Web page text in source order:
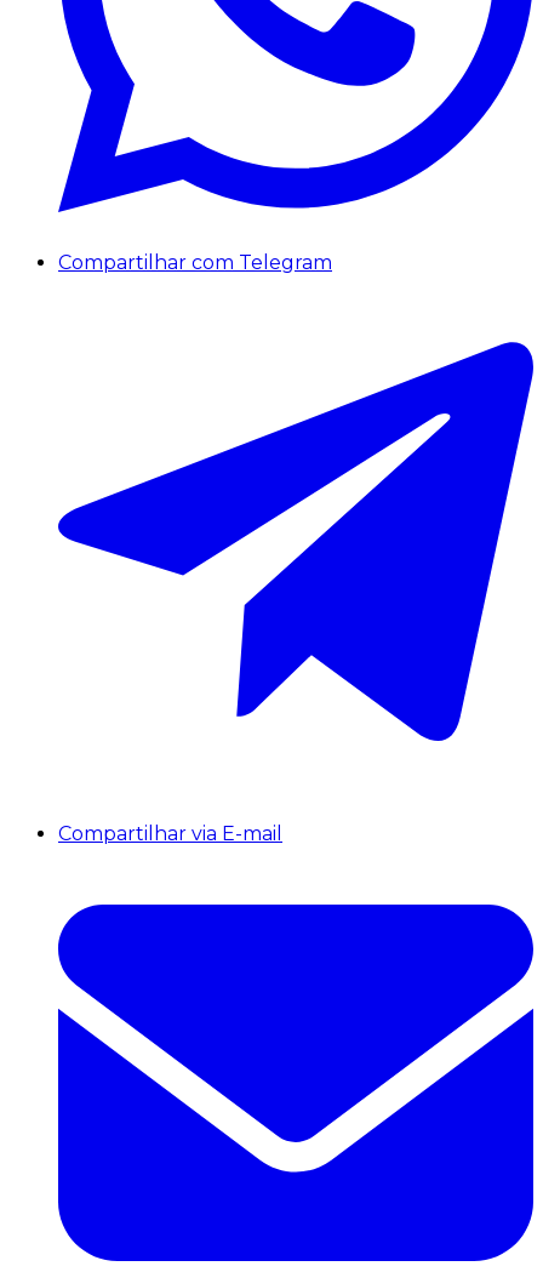
Compartilhar com Telegram
Compartilhar via E-mail